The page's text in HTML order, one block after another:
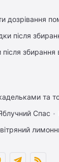
дозрівання
після
та
Спас